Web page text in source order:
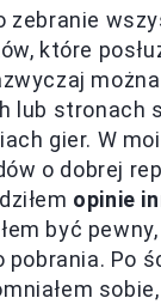
zebranie
które
lub stronach
gier. W
o dobrej
opinie
być
pobrania. Po